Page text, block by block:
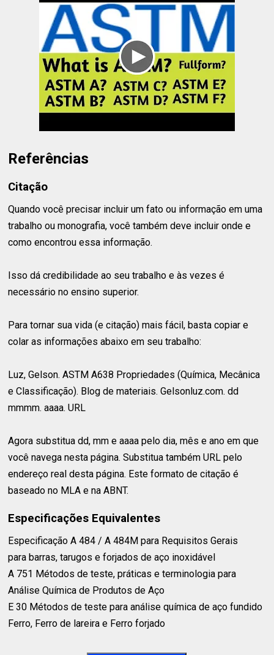
Referências
Citação
Quando você precisar incluir um fato ou informação em uma
trabalho ou monografia, você também deve incluir onde e
como encontrou essa informação.
Isso dá credibilidade ao seu trabalho e às vezes é
necessário no ensino superior.
Para tornar sua vida (e citação) mais fácil, basta copiar e
colar as informações abaixo em seu trabalho:
Luz, Gelson. ASTM A638 Propriedades (Química, Mecânica
e Classificação). Blog de materiais. Gelsonluz.com. dd
mmmm. aaaa. URL
Agora substitua dd, mm e aaaa pelo dia, mês e ano em que
você navega nesta página. Substitua também URL pelo
endereço real desta página. Este formato de citação é
baseado no MLA e na ABNT.
Especificações Equivalentes
Especificação A 484 / A 484M para Requisitos Gerais⁣
para barras, tarugos e forjados de aço inoxidável⁣
A 751 Métodos de teste, práticas e terminologia para⁣
Análise Química de Produtos de Aço⁣
E 30 Métodos de teste para análise química de aço fundido⁣
Ferro, Ferro de lareira e Ferro forjado⁣